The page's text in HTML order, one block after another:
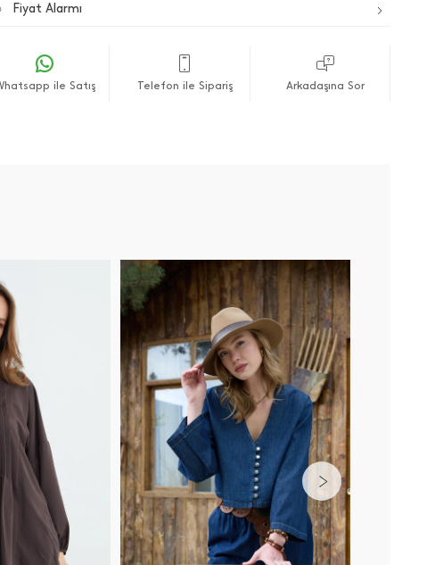
Fiyat Alarmı
ile Satış Telefon ile Sipariş Arkadaşına Sor